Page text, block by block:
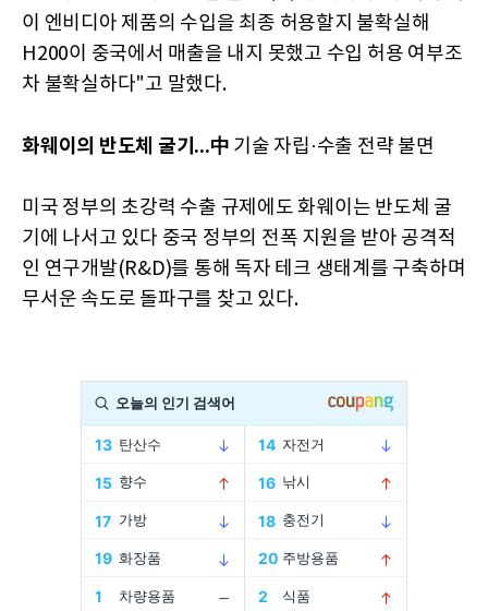
이 엔비디아 제품의 수입을 최종 허용할지 불확실해
H200이 중국에서 매출을 내지 못했고 수입 허용 여부조
차 불확실하다"고 말했다.
화웨이의 반도체 굴기...中 기술 자립·수출 전략 불면
미국 정부의 초강력 수출 규제에도 화웨이는 반도체 굴
기에 나서고 있다 중국 정부의 전폭 지원을 받아 공격적
인 연구개발(R&D)를 통해 독자 테크 생태계를 구축하며
무서운 속도로 돌파구를 찾고 있다.